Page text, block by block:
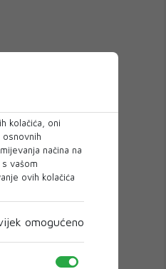
kolačića, oni
načina na
vašom
ovih kolačića
omogućeno